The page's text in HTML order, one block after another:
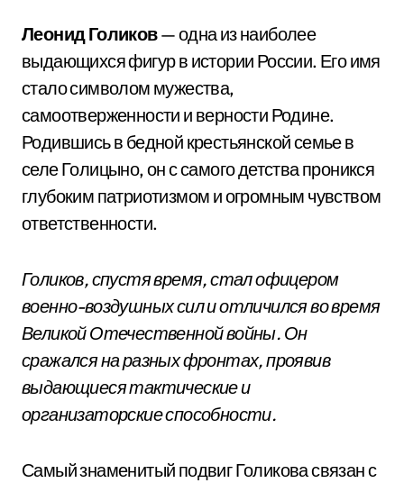
Леонид Голиков— одна из наиболее
выдающихся фигур в истории России. Его имя
стало символом мужества,
самоотверженности и верности Родине.
Родившись в бедной крестьянской семье в
селе Голицыно, он с самого детства проникся
глубоким патриотизмом и огромным чувством
ответственности.
Голиков, спустя время, стал офицером
военно-воздушных сил и отличился во время
Великой Отечественной войны. Он
сражался на разных фронтах, проявив
выдающиеся тактические и
организаторские способности.
Самый знаменитый подвиг Голикова связан с